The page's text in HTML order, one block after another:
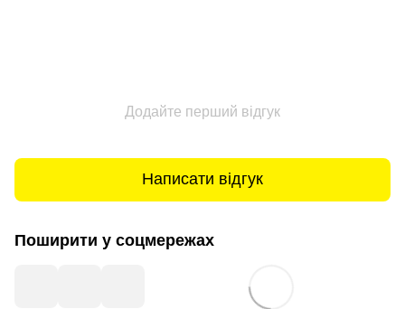
Додайте перший відгук
Написати відгук
Поширити у соцмережах